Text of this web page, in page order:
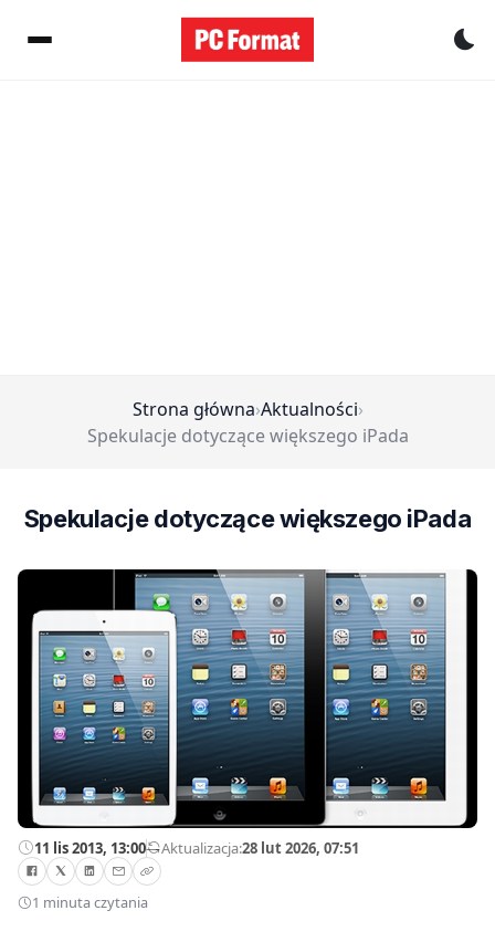
Strona główna›Aktualności›
Spekulacje dotyczące większego iPada
Spekulacje dotyczące większego iPada
11 lis 2013, 13:00—Aktualizacja:28 lut 2026, 07:51
1 minuta czytania